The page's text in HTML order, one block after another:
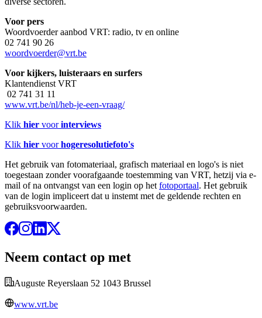
Voor pers
Woordvoerder aanbod VRT: radio, tv en online
02 741 90 26
woordvoerder@vrt.be
Voor kijkers, luisteraars en surfers
Klantendienst VRT
02 741 31 11
www.vrt.be/nl/heb-je-een-vraag/
Klik hier voorinterviews
Klik hier voorhogeresolutiefoto's
Het gebruik van fotomateriaal, grafisch materiaal en logo's is niet
toegestaan zonder voorafgaande toestemming van VRT, hetzij via e-
mail of na ontvangst van een login op het fotoportaal. Het gebruik
van de login impliceert dat u instemt met de geldende rechten en
gebruiksvoorwaarden.
Neem contact op met
Auguste Reyerslaan 52 1043 Brussel
www.vrt.be